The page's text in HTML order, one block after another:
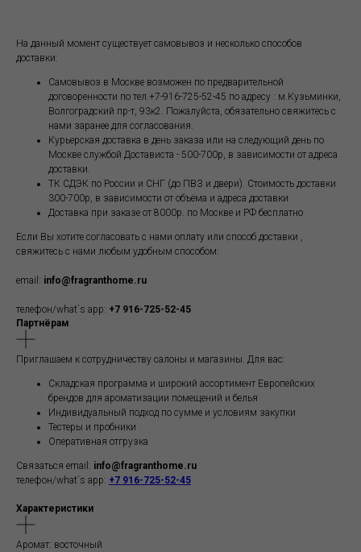
На данный момент существует самовывоз и несколько способов
доставки:
Самовывоз в Москве возможен по предварительной
договоренности по тел.+7-916-725-52-45 по адресу : м.Кузьминки,
Волгоградский пр-т, 93к2. Пожалуйста, обязательно свяжитесь с
нами заранее для согласования.
Курьерская доставка в день заказа или на следующий день по
Москве службой Достависта - 500-700р, в зависимости от адреса
доставки.
ТК СДЭК по России и СНГ (до ПВЗ и двери). Стоимость доставки
300-700р, в зависимости от объёма и адреса доставки
Доставка при заказе от 8000р. по Москве и РФ бесплатно
Если Вы хотите согласовать с нами оплату или способ доставки ,
свяжитесь с нами любым удобным способом:
email: info@fragranthome.ru
телефон/what`s app: +7 916-725-52-45
Партнёрам
Приглашаем к сотрудничеству салоны и магазины. Для вас:
Складская программа и широкий ассортимент Европейских
брендов для ароматизации помещений и белья
Индивидуальный подход по сумме и условиям закупки
Тестеры и пробники
Оперативная отгрузка
Связаться email: info@fragranthome.ru
телефон/what`s app: +7 916-725-52-45
Характеристики
Аромат: восточный